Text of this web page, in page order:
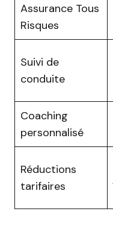
Assurance Tous
Risques
Suivi de
conduite
Coaching
personnalisé
Réductions
tarifaires